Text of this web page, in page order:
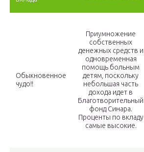
Обыкновенное
чудо!!
Приумножение
собственных
денежных средств и
одновременная
помощь больным
детям, поскольку
небольшая часть
дохода идет в
Благотворительный
фонд Синара.
Проценты по вкладу
самые высокие.